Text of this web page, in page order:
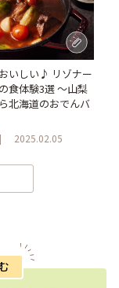
いしい♪ リゾナー
食体験3選 ～山梨
北海道のおでんバ
2025.02.05